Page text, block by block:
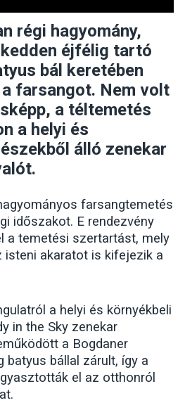
régi hagyomány,
éjfélig tartó
bál keretében
farsangot. Nem volt
a téltemetés
a helyi és
álló zenekar
farsangtemetés
időszakot. E rendezvény
a temetési szertartást, mely
isteni akaratot is kifejezik a
a helyi és környékbeli
in the Sky zenekar
a Bogdaner
batyus bállal zárult, így a
el az otthonról